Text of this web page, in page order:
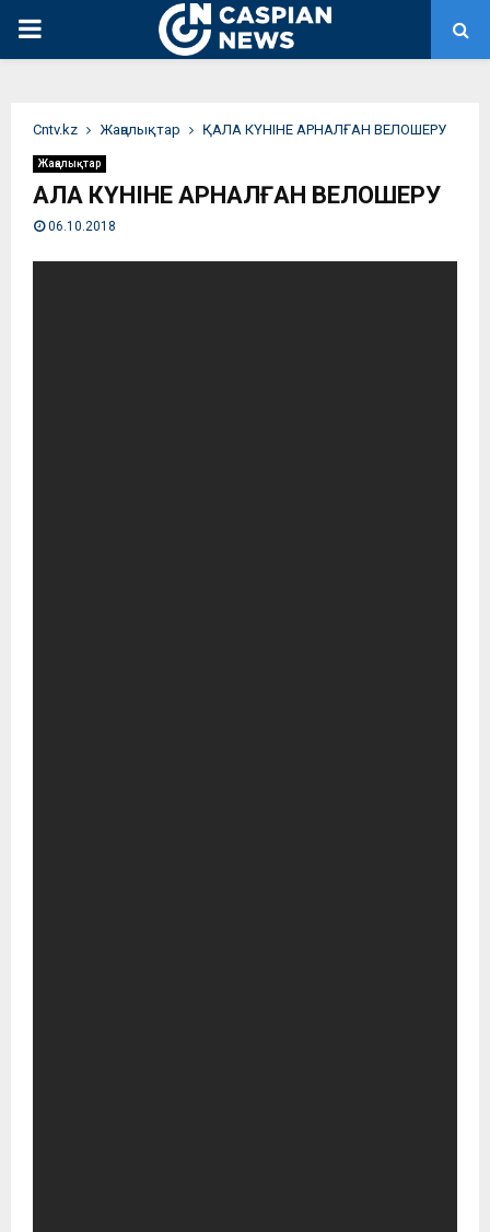
PRIMARY
Сntv.kz Жаңалықтар ҚАЛА КҮНІНЕ АРНАЛҒАН ВЕЛОШЕРУ
Жаңалықтар
ҚАЛА КҮНІНЕ АРНАЛҒАН ВЕЛОШЕРУ
06.10.2018